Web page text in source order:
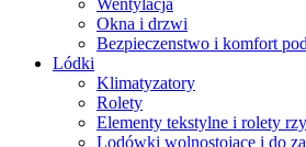
Wentylacja
Okna i drzwi
Bezpieczenstwo i komfort
Lódki
Klimatyzatory
Rolety
Elementy tekstylne i rolety
Lodówki wolnostojace i do